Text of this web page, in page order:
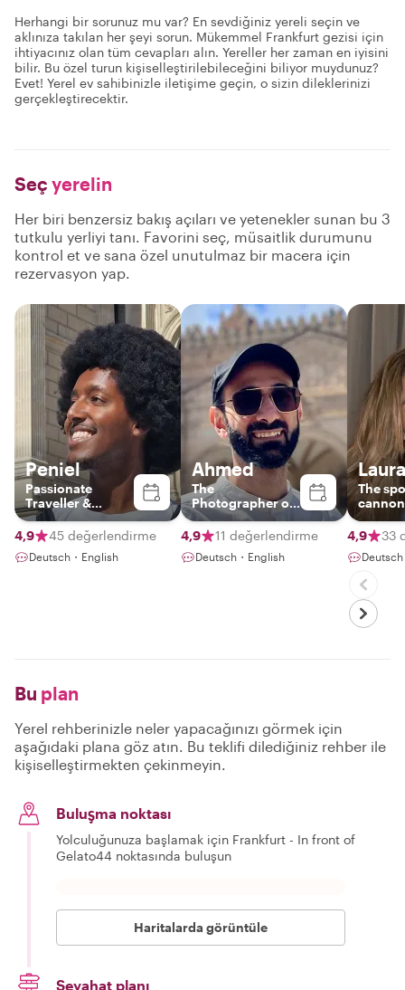
Herhangi bir sorunuz mu var? En sevdiğiniz yereli seçin ve
aklınıza takılan her şeyi sorun. Mükemmel Frankfurt gezisi için
ihtiyacınız olan tüm cevapları alın. Yereller her zaman en iyisini
bilir. Bu özel turun kişiselleştirilebileceğini biliyor muydunuz?
Evet! Yerel ev sahibinizle iletişime geçin, o sizin dileklerinizi
gerçekleştirecektir.
Seç yerelin
Her biri benzersiz bakış açıları ve yetenekler sunan bu 3
tutkulu yerliyi tanı. Favorini seç, müsaitlik durumunu
kontrol et ve sana özel unutulmaz bir macera için
rezervasyon yap.
Peniel
Passionate
Traveller &
History Nerd
4,9
45 değerlendirme
Deutsch・English
Ahmed
The
Photographer on
wheels
4,9
11 değerlendirme
Deutsch・English
Laura
The
good
4,9
33
Bu plan
Yerel rehberinizle neler yapacağınızı görmek için
aşağıdaki plana göz atın. Bu teklifi dilediğiniz rehber ile
kişiselleştirmekten çekinmeyin.
Buluşma noktası
Yolculuğunuza başlamak için Frankfurt - In front of
Gelato44 noktasında buluşun
Haritalarda görüntüle
Seyahat planı